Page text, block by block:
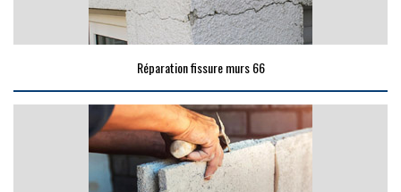
Réparation fissure murs 66